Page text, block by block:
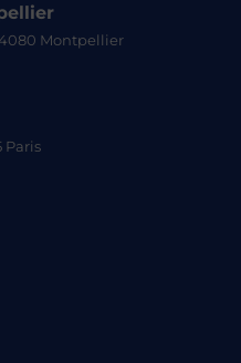
Montpellier
Paris